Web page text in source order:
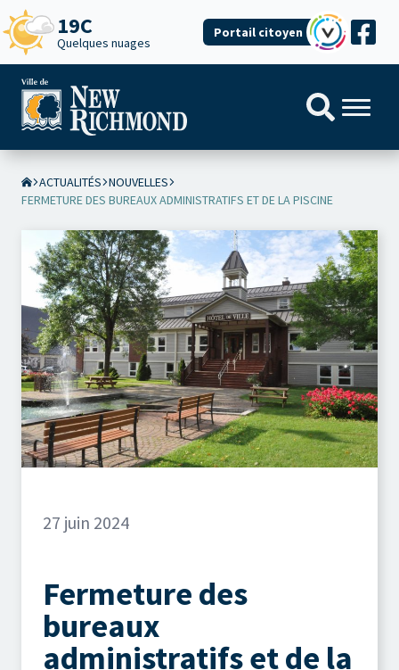
19C
Quelques nuages
Portail citoyen
ACTUALITÉS NOUVELLES
FERMETURE DES BUREAUX ADMINISTRATIFS ET DE LA PISCINE
27 juin 2024
Fermeture des
bureaux
administratifs et de la